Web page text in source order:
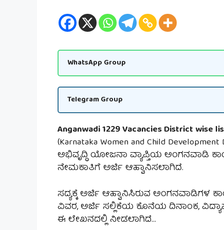
WhatsApp Group
Telegram Group
Anganwadi 1229 Vacancies District wise
(Karnataka Women and Child
ಅಭಿವೃದ್ಧಿ ಯೋಜನಾ ವ್ಯಾಪ್ತಿಯ ಅಂಗನವಾಡಿ
ನೇಮಕಾತಿಗೆ ಅರ್ಜಿ ಆಹ್ವಾನಿಸಲಾಗಿದೆ.
ಸದ್ಯಕ್ಕೆ ಅರ್ಜಿ ಆಹ್ವಾನಿಸಿರುವ
ವಿವರ, ಅರ್ಜಿ ಸಲ್ಲಿಕೆಯ ಕೊನೆಯ ದಿನಾಂಕ,
ಈ ಲೇಖನದಲ್ಲಿ ನೀಡಲಾಗಿದೆ…